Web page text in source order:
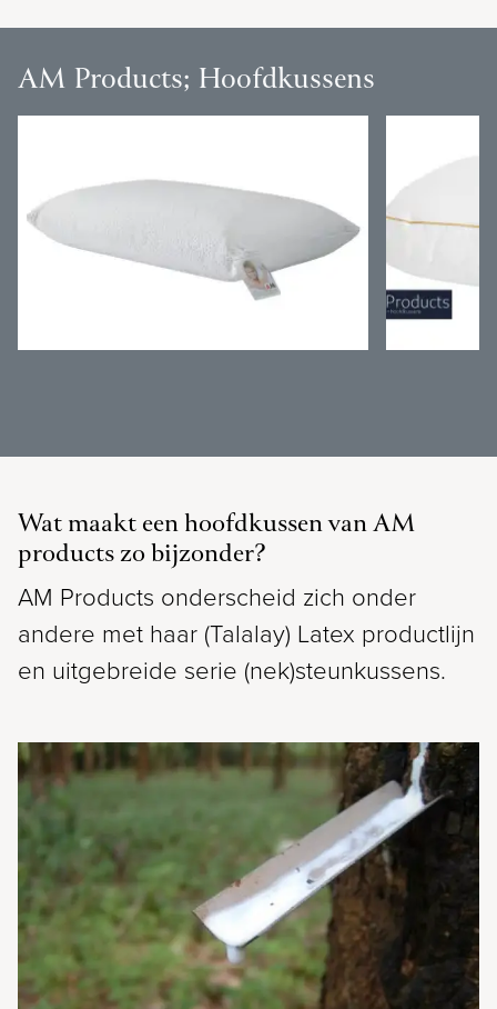
AM Products; Hoofdkussens
Wat maakt een hoofdkussen van AM
products zo bijzonder?
AM Products onderscheid zich onder
andere met haar (Talalay) Latex productlijn
en uitgebreide serie (nek)steunkussens.